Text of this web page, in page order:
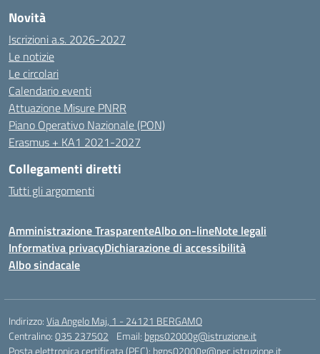
Novità
Iscrizioni a.s. 2026-2027
Le notizie
Le circolari
Calendario eventi
Attuazione Misure PNRR
Piano Operativo Nazionale (PON)
Erasmus + KA1 2021-2027
Collegamenti diretti
Tutti gli argomenti
Amministrazione TrasparenteAlbo on-lineNote legali
Informativa privacyDichiarazione di accessibilità
Albo sindacale
Indirizzo:Via Angelo Maj, 1 - 24121 BERGAMO
Centralino:035 237502 Email: bgps02000g@istruzione.it
Posta elettronica certificata (PEC): bgps02000g@pec.istruzione.it